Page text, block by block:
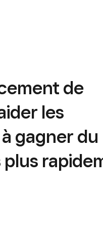
de
les
gagner du